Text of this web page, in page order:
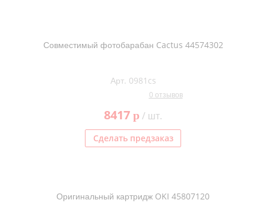
Совместимый фотобарабан Cactus 44574302
Арт. 0981cs
0 отзывов
8417 p/ шт.
Сделать предзаказ
Оригинальный картридж OKI 45807120